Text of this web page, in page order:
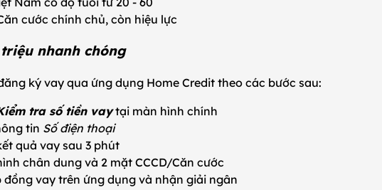
cước chính chủ, còn hiệu lực
nhanh chóng
ký vay qua ứng dụng Home Credit theo các bước sau:
tra số tiền vaytại màn hình chính
tin Số điện thoại
quả vay sau 3 phút
chân dung và 2 mặt CCCD/Căn cước
đồng vay trên ứng dụng và nhận giải ngân